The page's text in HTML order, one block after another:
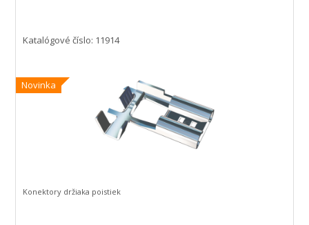
Novinka
Katalógové číslo: 11914
Konektory držiaka poistiek